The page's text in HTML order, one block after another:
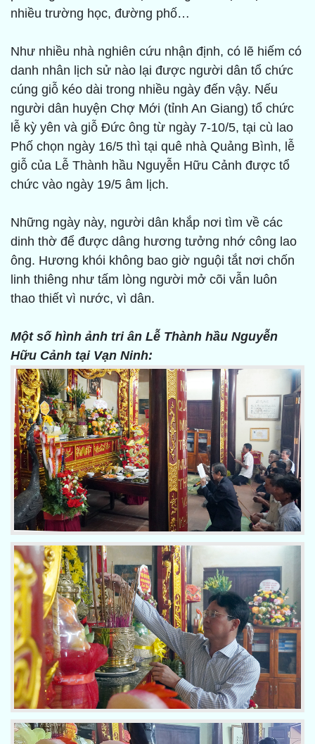
nhiều trường học, đường phố…
Như nhiều nhà nghiên cứu nhận định, có lẽ hiếm có
danh nhân lịch sử nào lại được người dân tổ chức
cúng giỗ kéo dài trong nhiều ngày đến vậy. Nếu
người dân huyện Chợ Mới (tỉnh An Giang) tổ chức
lễ kỳ yên và giỗ Đức ông từ ngày 7-10/5, tại cù lao
Phố chọn ngày 16/5 thì tại quê nhà Quảng Bình, lễ
giỗ của Lễ Thành hầu Nguyễn Hữu Cảnh được tổ
chức vào ngày 19/5 âm lịch.
Những ngày này, người dân khắp nơi tìm về các
dinh thờ để được dâng hương tưởng nhớ công lao
ông. Hương khói không bao giờ nguội tắt nơi chốn
linh thiêng như tấm lòng người mở cõi vẫn luôn
thao thiết vì nước, vì dân.
Một số hình ảnh tri ân Lễ Thành hầu Nguyễn
Hữu Cảnh tại Vạn Ninh: